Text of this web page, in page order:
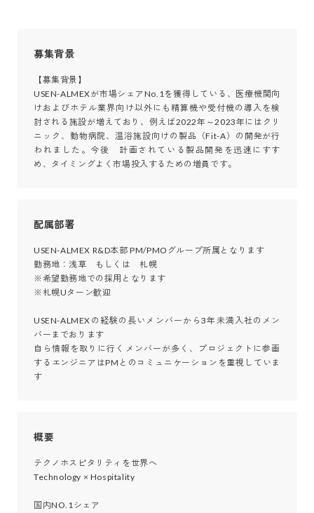
募集背景
【募集背景】
USEN-ALMEXが市場シェアNo.1を獲得している、医療機関向
けおよびホテル業界向け以外にも精算機や受付機の導入を検
討される施設が増えており、例えば2022年～2023年にはクリ
ニック、動物病院、温浴施設向けの製品（Fit-A）の開発が行
われました。今後　計画されている製品開発を迅速にすす
め、タイミングよく市場投入するための増員です。
配属部署
USEN-ALMEX R&D本部 PM/PMOグループ所属となります
勤務地：浅草　もしくは　札幌
※希望勤務地での採用となります
※札幌Uターン歓迎
USEN-ALMEXの経験の長いメンバーから3年未満入社のメン
バーまでおります
自ら情報を取りに行くメンバーが多く、プロジェクトに参画
するエンジニアはPMとのコミュニケーションを重視していま
す
概要
テクノホスピタリティを世界へ
Technology × Hospitality
国内NO.1シェア